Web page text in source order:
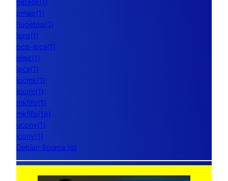
gstack(1)
pmap(1)
hugetop(1)
lsirq(1)
pcp-ipcs(1)
lsipc(1)
ipcs(1)
ipcmk(1)
ipcrm(1)
mkfifo(1)
mkfifo(1p)
uconv(1)
iconv(1)
Debian Source list